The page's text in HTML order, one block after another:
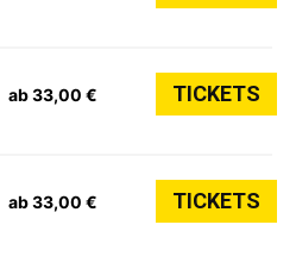
ab 33,00 € TICKETS
ab 33,00 € TICKETS